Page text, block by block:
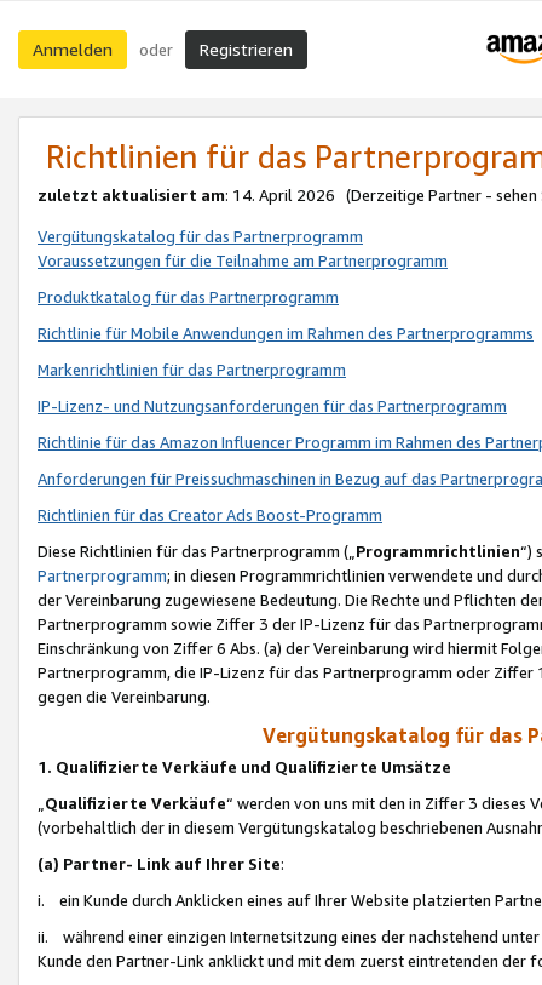
Anmelden oder Registrieren
Richtlinien für das
zuletzt aktualisiert am: 14. April 2026 (Derzeitige Partner - sehen
Vergütungskatalog für das Partnerprogramm
Voraussetzungen für die Teilnahme am Partnerprogramm
Produktkatalog für das Partnerprogramm
Richtlinie für Mobile Anwendungen im Rahmen des Partnerprogramms
Markenrichtlinien für das Partnerprogramm
IP-Lizenz- und Nutzungsanforderungen für das Partnerprogramm
Richtlinie für das Amazon Influencer Programm im Rahmen des
Anforderungen für Preissuchmaschinen in Bezug auf das
Richtlinien für das Creator Ads Boost-Programm
Diese Richtlinien für das Partnerprogramm („Programmrichtlinien“)
Partnerprogramm; in diesen Programmrichtlinien verwendete und
der Vereinbarung zugewiesene Bedeutung. Die Rechte und Pflichten
Partnerprogramm sowie Ziffer 3 der IP-Lizenz für das
Einschränkung von Ziffer 6 Abs. (a) der Vereinbarung wird hiermit
Partnerprogramm, die IP-Lizenz für das Partnerprogramm oder
gegen die Vereinbarung.
Vergütungskatalog für das
1. Qualifizierte Verkäufe und Qualifizierte Umsätze
Qualifizierte Verkäufe“ werden von uns mit den in Ziffer 3
(vorbehaltlich der in diesem Vergütungskatalog beschriebenen
(a) Partner- Link auf Ihrer Site:
i. ein Kunde durch Anklicken eines auf Ihrer Website platzierten
ii. während einer einzigen Internetsitzung eines der nachstehend
Kunde den Partner-Link anklickt und mit dem zuerst eintretenden der